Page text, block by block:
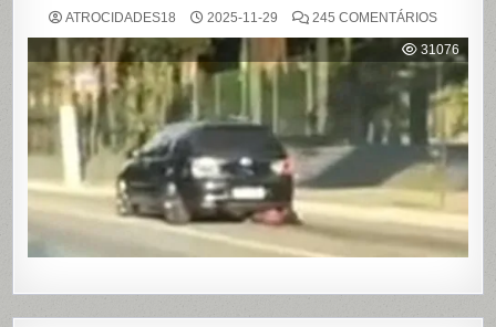
ATROCIDADES18 2025-11-29 245 COMENTÁRIOSEM
É
E
POR
APÓS
BRIGA
EM
CASA
SHOWS
SÃO
PAULO
31076